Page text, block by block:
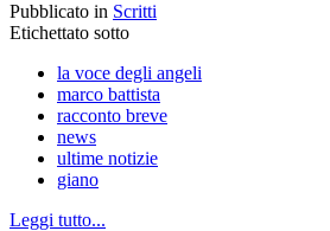
Pubblicato in Scritti
Etichettato sotto
la voce degli angeli
marco battista
racconto breve
news
ultime notizie
giano
Leggi tutto...